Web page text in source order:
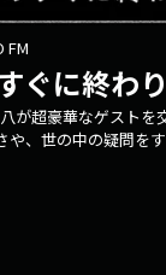
FM
ぐに終わ
が超豪華なゲストを
や、世の中の疑問を
おもしろさをもっ
▼あなたの推しのCM
エストを募集中！
用率高めです！ 番